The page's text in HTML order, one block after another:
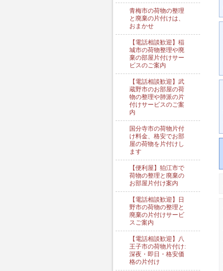
青梅市の荷物の整理
と廃棄の片付けは、
おまかせ
【電話相談歓迎】稲
城市の荷物整理や廃
棄の部屋片付けサー
ビスのご案内
【電話相談歓迎】武
蔵野市のお部屋の荷
物の整理や肺派の片
付けサービスのご案
内
国分寺市の荷物片付
け料金、格安でお部
屋の荷物を片付けし
ます
【便利屋】狛江市で
荷物の整理と廃棄の
お部屋片付け案内
【電話相談歓迎】日
野市の荷物の整理と
廃棄の片付けサービ
スご案内
【電話相談歓迎】八
王子市の荷物片付け:
深夜・即日・格安価
格の片付け